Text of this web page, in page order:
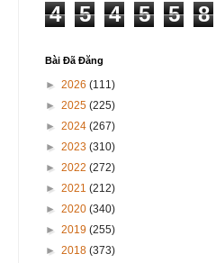
4 5 4 5 5 8
Bài Đã Đăng
► 2026 (111)
► 2025 (225)
► 2024 (267)
► 2023 (310)
► 2022 (272)
► 2021 (212)
► 2020 (340)
► 2019 (255)
► 2018 (373)